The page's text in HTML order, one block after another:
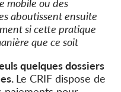
mobile ou des
aboutissent ensuite
si cette pratique
que ce soit
quelques dossiers
Le CRIF dispose de